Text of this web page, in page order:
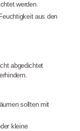
werden.
aus den
abgedichtet
sollten mit
kleine